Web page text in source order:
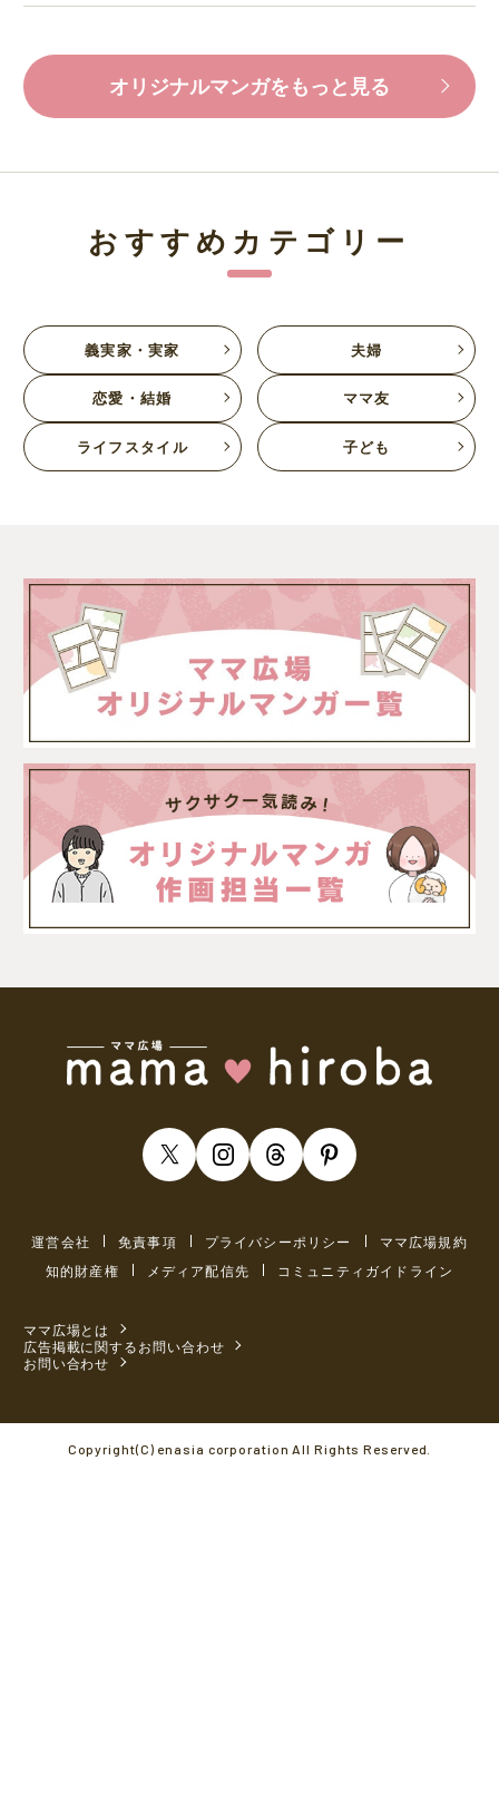
オリジナルマンガをもっと見る
おすすめカテゴリー
義実家・実家 夫婦
恋愛・結婚 ママ友
ライフスタイル 子ども
運営会社 免責事項 プライバシーポリシー
ママ広場規約
知的財産権
メディア配信先 コミュニティガイドライン
ママ広場とは
広告掲載に関するお問い合わせ
お問い合わせ
Copyright(C) enasia corporation All Rights Reserved.